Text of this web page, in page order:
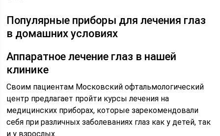
Популярные приборы для лечения глаз
в домашних условиях
Аппаратное лечение глаз в нашей
клинике
Своим пациентам Московский офтальмологический
центр предлагает пройти курсы лечения на
медицинских приборах, которые зарекомендовали
себя при различных заболеваниях глаз как у детей, так
и у взрослых.